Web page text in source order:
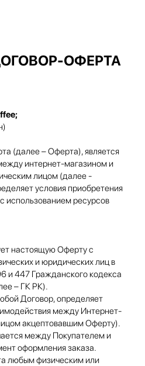
ОФЕРТА
(далее – Оферта), является
интернет-магазином и
лицом (далее -
условия приобретения
использованием ресурсов
настоящую Оферту с
и юридических лиц в
и 447 Гражданского кодекса
– ГК РК).
Договор, определяет
между Интернет-
акцептовавшим Оферту).
между Покупателем и
оформления заказа.
любым физическим или